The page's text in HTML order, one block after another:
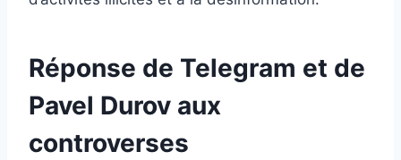
Réponse de Telegram et de
Pavel Durov aux
controverses